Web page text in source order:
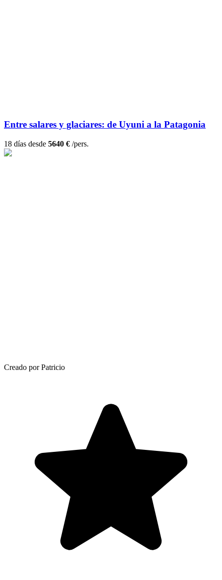
Entre salares y glaciares: de Uyuni a la Patagonia
18 días desde 5640 € /pers.
Creado por Patricio